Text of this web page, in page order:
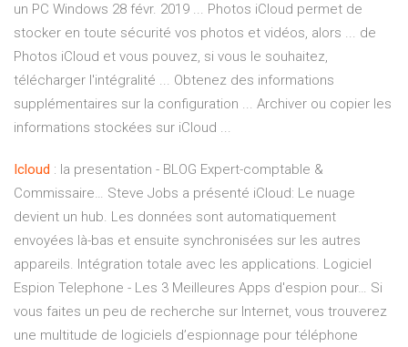
un PC Windows 28 févr. 2019 ... Photos iCloud permet de
stocker en toute sécurité vos photos et vidéos, alors ... de
Photos iCloud et vous pouvez, si vous le souhaitez,
télécharger l'intégralité ... Obtenez des informations
supplémentaires sur la configuration ... Archiver ou copier les
informations stockées sur iCloud ...
Icloud : la presentation - BLOG Expert-comptable &
Commissaire… Steve Jobs a présenté iCloud: Le nuage
devient un hub. Les données sont automatiquement
envoyées là-bas et ensuite synchronisées sur les autres
appareils. Intégration totale avec les applications. Logiciel
Espion Telephone - Les 3 Meilleures Apps d'espion pour… Si
vous faites un peu de recherche sur Internet, vous trouverez
une multitude de logiciels d’espionnage pour téléphone